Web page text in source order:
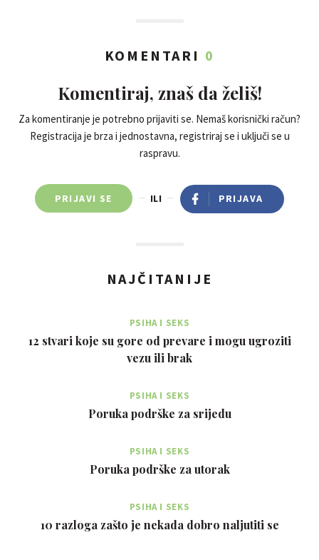
KOMENTARI 0
Komentiraj, znaš da želiš!
Za komentiranje je potrebno prijaviti se. Nemaš korisnički račun?
Registracija je brza i jednostavna, registriraj se i uključi se u
raspravu.
PRIJAVI SE ILI PRIJAVA
NAJČITANIJE
PSIHA I SEKS
12 stvari koje su gore od prevare i mogu ugroziti
vezu ili brak
PSIHA I SEKS
Poruka podrške za srijedu
PSIHA I SEKS
Poruka podrške za utorak
PSIHA I SEKS
10 razloga zašto je nekada dobro naljutiti se